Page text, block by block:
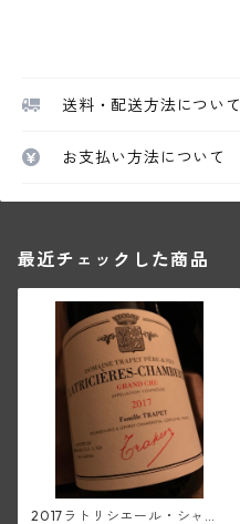
送料・配送方法について
お支払い方法について
最近チェックした商品
2017ラトリシエール・シャン